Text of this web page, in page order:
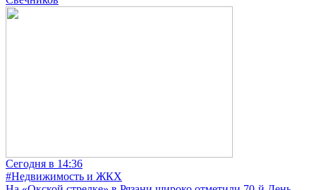
Сегодня в 14:36
#Недвижимость и ЖКХ